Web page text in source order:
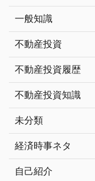
一般知識
不動産投資
不動産投資履歴
不動産投資知識
未分類
経済時事ネタ
自己紹介